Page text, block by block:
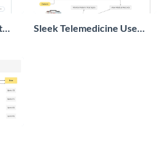
Sleek Telemedicine Use